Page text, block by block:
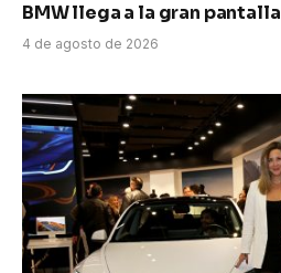
BMW llega a la gran pantalla
4 de agosto de 2026